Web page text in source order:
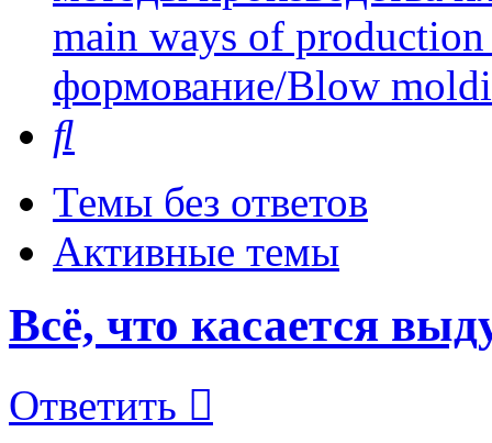
main ways of
формование/Blow
Темы без ответов
Активные темы
Всё, что касается
Ответить